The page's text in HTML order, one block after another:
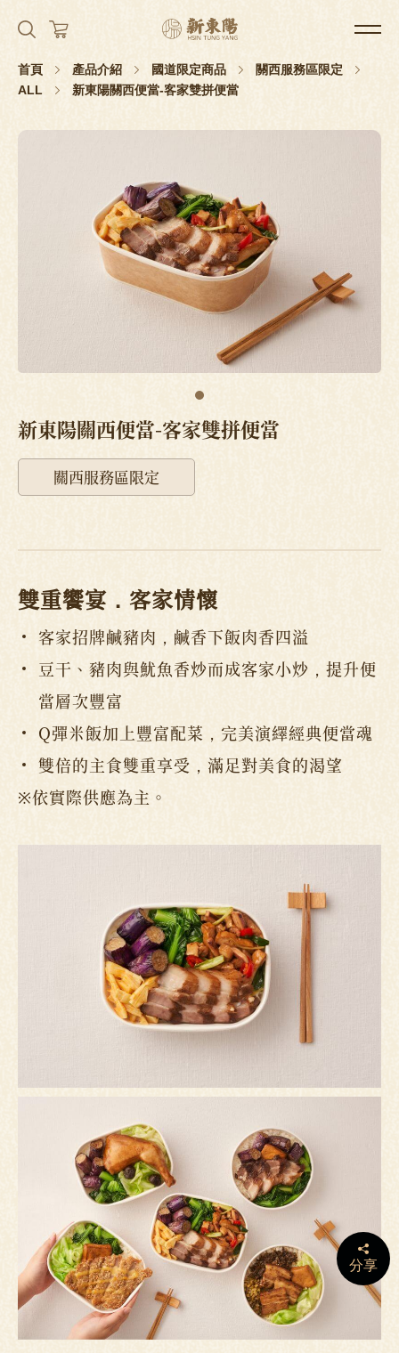
首頁 產品介紹 國道限定商品
關西服務區限定
ALL
新東陽關西便當-客家雙拼便當
新東陽關西便當-客家雙拼便當
關西服務區限定
分享
雙重饗宴．客家情懷
客家招牌鹹豬肉，鹹香下飯肉香四溢
豆干、豬肉與魷魚香炒而成客家小炒，提升便
當層次豐富
Q彈米飯加上豐富配菜，完美演繹經典便當魂
雙倍的主食雙重享受，滿足對美食的渴望
※依實際供應為主。